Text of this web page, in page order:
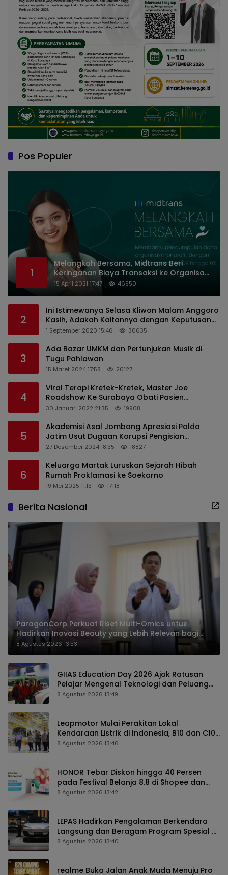
Pos Populer
1
Melangkah Bersama, Midtrans Beri
Keringanan Biaya Transaksi ke Organisasi
Nirlaba Indonesia
15 April 2021 17:47 46950
2
Ini Istimewanya Selasa Kliwon Malam Anggoro
Kasih, Adakah Kaitannya dengan Keputusan
PDIP?
1 September 2020 15:46 30635
3
Ada Bazar UMKM dan Pertunjukan Musik di
Tugu Pahlawan
15 Maret 2024 17:58 20127
4
Viral Terapi Kretek-Kretek, Master Joe
Roadshow Ke Surabaya Obati Pasien
Sekaligus Edukasi Masyarakat
30 Januari 2022 21:35 19908
5
Akademisi Asal Jombang Apresiasi Polda
Jatim Usut Dugaan Korupsi Pengisian
Perangkat Desa di Kediri
27 Desember 2024 18:35 18827
6
Keluarga Martak Luruskan Sejarah Hibah
Rumah Proklamasi ke Soekarno
19 Mei 2025 11:13 17118
Berita Nasional
ParagonCorp Perkuat Riset Multi-Omics untuk
Hadirkan Inovasi Beauty yang Lebih Relevan bagi
Masyarakat Indonesia
8 Agustus 2026 13:53
GIIAS Education Day 2026 Ajak Ratusan
Pelajar Mengenal Teknologi dan Peluang
Karier Industri Otomotif
8 Agustus 2026 13:49
Leapmotor Mulai Perakitan Lokal
Kendaraan Listrik di Indonesia, B10 dan C10
Jadi Model Perdana
8 Agustus 2026 13:46
HONOR Tebar Diskon hingga 40 Persen
pada Festival Belanja 8.8 di Shopee dan
TikTok Shop
8 Agustus 2026 13:42
LEPAS Hadirkan Pengalaman Berkendara
Langsung dan Beragam Program Spesial di
GIIAS 2026
8 Agustus 2026 13:40
realme Buka Jalan Anak Muda Menuju Pro